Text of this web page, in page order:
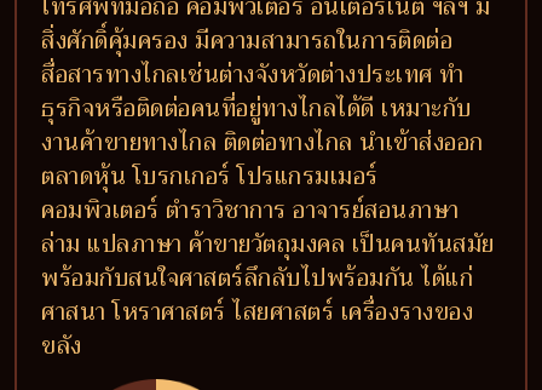
สิ่งศักดิ์คุ้มครอง มีความสามารถในการติดต่อ
สื่อสารทางไกลเช่นต่างจังหวัดต่างประเทศ ทำ
ธุรกิจหรือติดต่อคนที่อยู่ทางไกลได้ดี เหมาะกับ
งานค้าขายทางไกล ติดต่อทางไกล นำเข้าส่งออก
ตลาดหุ้น โบรกเกอร์ โปรแกรมเมอร์
คอมพิวเตอร์ ตำราวิชาการ อาจารย์สอนภาษา
ล่าม แปลภาษา ค้าขายวัตถุมงคล เป็นคนทันสมัย
พร้อมกับสนใจศาสตร์ลึกลับไปพร้อมกัน ได้แก่
ศาสนา โหราศาสตร์ ไสยศาสตร์ เครื่องรางของ
ขลัง